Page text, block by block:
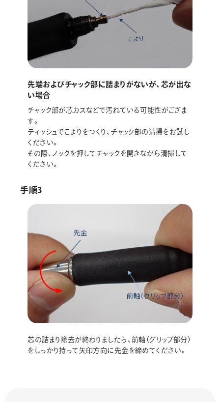
先端およびチャック部に詰まりがないが、芯が出な
い場合
チャック部が芯カスなどで汚れている可能性がござま
す。
ティッシュでこよりをつくり、チャック部の清掃をお試し
ください。
その際、ノックを押してチャックを開きながら清掃して
ください。
手順3
芯の詰まり除去が終わりましたら、前軸（グリップ部分）
をしっかり持って矢印方向に先金を締めてください。